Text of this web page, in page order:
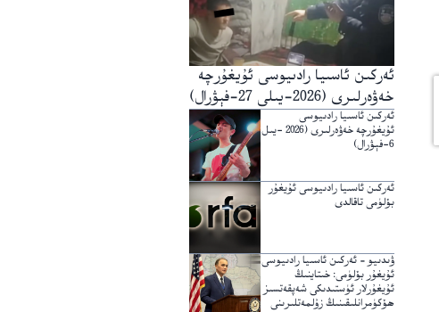
ئەركىن ئاسىيا رادىيوسى ئۇيغۇرچە
خەۋەرلىرى (2026-يىلى 27-فېۋرال)
ئەركىن ئاسىيا رادىيوسى
ئۇيغۇرچە خەۋەرلىرى (2026 -يىل
6-فېۋرال)
ئەركىن ئاسىيا رادىيوسى ئۇيغۇر
بۆلۈمى تاقالدى
ۋىدىيو – ئەركىن ئاسىيا رادىيوسى
ئۇيغۇر بۆلۈمى: خىتاينىڭ
ئۇيغۇرلار ئۈستىدىكى شەپقەتسىز
ھۆكۈمرانلىقىنىڭ زۇلمەتلىرىنى